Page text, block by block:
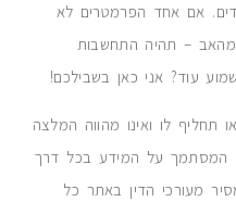
אם אחד הפרמטרים לא
מהאב – תהיה התחשבות
עוד? אני כאן בשבילכם!
תחליף לו ואינו מהווה המלצה
המסתמך על המידע בכל דרך
מעורכי הדין באתר כל